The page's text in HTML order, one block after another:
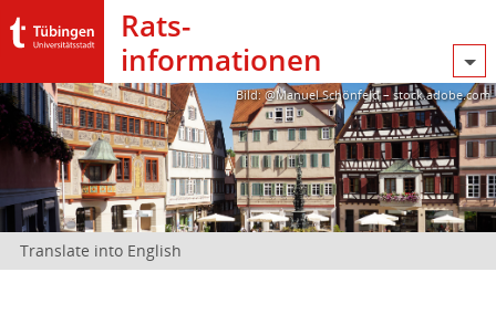
Rats­
informationen
Bild: @Manuel Schönfeld – stock.adobe.com
Translate into English